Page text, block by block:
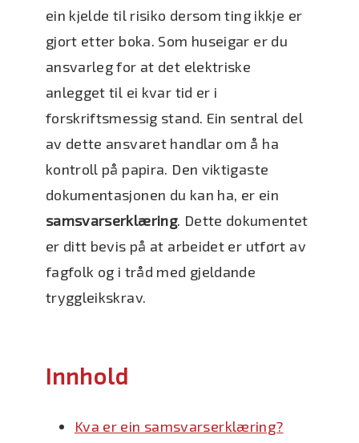
ein kjelde til risiko dersom ting ikkje er
gjort etter boka. Som huseigar er du
ansvarleg for at det elektriske
anlegget til ei kvar tid er i
forskriftsmessig stand. Ein sentral del
av dette ansvaret handlar om å ha
kontroll på papira. Den viktigaste
dokumentasjonen du kan ha, er ein
samsvarserklæring. Dette dokumentet
er ditt bevis på at arbeidet er utført av
fagfolk og i tråd med gjeldande
tryggleikskrav.
Innhold
Kva er ein samsvarserklæring?